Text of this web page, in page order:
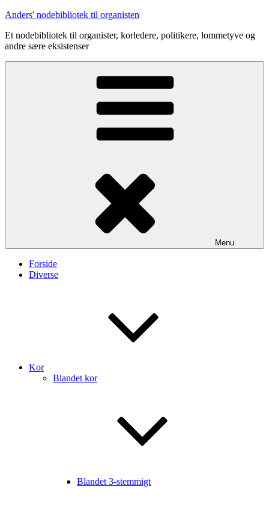
Videre
indhold
Anders' nodebibliotek til organisten
Et nodebibliotek til organister, korledere, politikere, lommetyve og
andre sære eksistenser
Menu
Forside
Diverse
Kor
Blandet kor
Blandet 3-stemmigt